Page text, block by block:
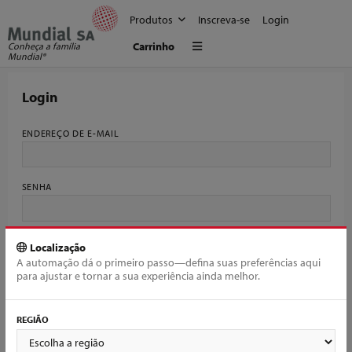
Localização
A automação dá o primeiro passo—defina suas preferências aqui
para ajustar e tornar a sua experiência ainda melhor.
REGIÃO
Conheça a família
Mundial®
Produtos Inscreva-se
Login
Carrinho
Menu
Login
ENDEREÇO DE E-MAIL
SENHA
Novo por aqui?